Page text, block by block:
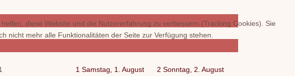
1 Samstag, 1. August
2 Sonntag, 2. August
diese Website und die Nutzererfahrung zu verbessern (Tracking Cookies). Sie
nicht mehr alle Funktionalitäten der Seite zur Verfügung stehen.